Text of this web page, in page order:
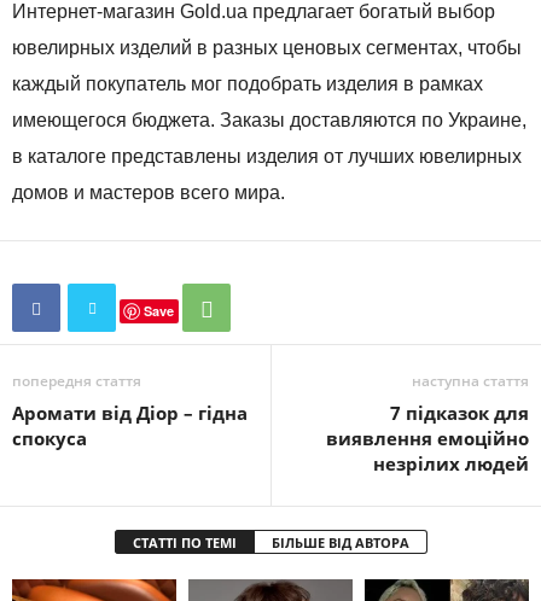
Интернет-магазин Gold.ua предлагает богатый выбор
ювелирных изделий в разных ценовых сегментах, чтобы
каждый покупатель мог подобрать изделия в рамках
имеющегося бюджета. Заказы доставляются по Украине,
в каталоге представлены изделия от лучших ювелирных
домов и мастеров всего мира.
Save
попередня стаття
Аромати від Діор – гідна
спокуса
наступна стаття
7 підказок для
виявлення емоційно
незрілих людей
СТАТТІ ПО ТЕМІ БІЛЬШЕ ВІД АВТОРА